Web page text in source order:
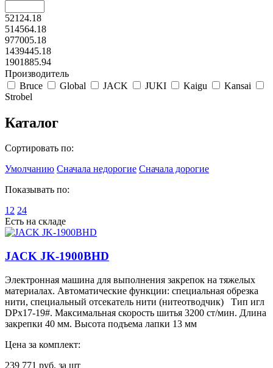
52124.18
514564.18
977005.18
1439445.18
1901885.94
Производитель
Bruce
Global JACK JUKI Kaigu
Kansai
Strobel
Каталог
Сортировать по:
Умолчанию Сначала недорогие Сначала дорогие
Показывать по:
12 24
Есть на складе
JACK JK-1900BHD
Электронная машина для выполнения закрепок на тяжелых
материалах. Автоматические функции: специальная обрезка
нити, специальный отсекатель нити (нитеотводчик) Тип игл
DPх17-19#. Максимальная скорость шитья 3200 ст/мин. Длина
закрепки 40 мм. Высота подъема лапки 13 мм
Цена за комплект:
239 771 руб. за шт